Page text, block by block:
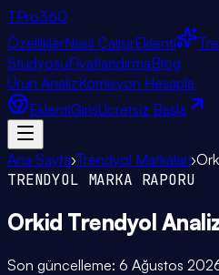
TPro360
ÖzelliklerNasıl ÇalışırEklenti
StüdyosuFiyatlandırmaBlog
Ürün AnalizKomisyon Hesapla
EklentiGirişÜcretsiz Başla
Ana Sayfa›Trendyol Markaları›
TRENDYOL MARKA RAPORU
Orkid Trendyol
Son güncelleme: 6 Ağustos